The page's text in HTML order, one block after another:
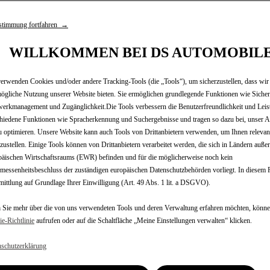
bis zu 397 km; Elektroverbrauch kombiniert: 15,6 - 15,7
3 Pallas E-TENSE; beinhaltet€ 7345,- Aktionsbonus. Gültig
Verbrauchs- und Emissionswerte wurden gemäß der
unter Alltagsbedingungen kann davon abweichen.
15,6 - 15,7 kWh/100km, CO2-Emission: 0 g/km. ZEV
auf die Serienausstattung und sind als Richtwerte zu
exkl. 20% USt. , 0% Eigenleistung, zzgl. Bearbeitungs-
Jahr. Neuwagenangebot von Stellantis Bank SA
bis 30.09.2026, bei teilnehmenden DS Partnern. Angebot
und Irrtümer vorbehalten.
fortfahren →
WILLKOMMEN BEI DS
Cookies und/oder andere Tracking-Tools (die „Tools“), um sicherzustellen, dass
Nutzung unserer Website bieten. Sie ermöglichen grundlegende Funktionen wie
und Zugänglichkeit.Die Tools verbessern die Benutzerfreundlichkeit und
Funktionen wie Spracherkennung und Suchergebnisse und tragen so dazu bei, unser
optimieren. Unsere Website kann auch Tools von Drittanbietern verwenden, um Ihnen
Einige Tools können von Drittanbietern verarbeitet werden, die sich in Ländern
Wirtschaftsraums (EWR) befinden und für die möglicherweise noch kein
der zuständigen europäischen Datenschutzbehörden vorliegt. In diesem
auf Grundlage Ihrer Einwilligung (Art. 49 Abs. 1 lit. a DSGVO).
Sie mehr über die von uns verwendeten Tools und deren Verwaltung erfahren möchten,
aufrufen oder auf die Schaltfläche „Meine Einstellungen verwalten“ klicken.